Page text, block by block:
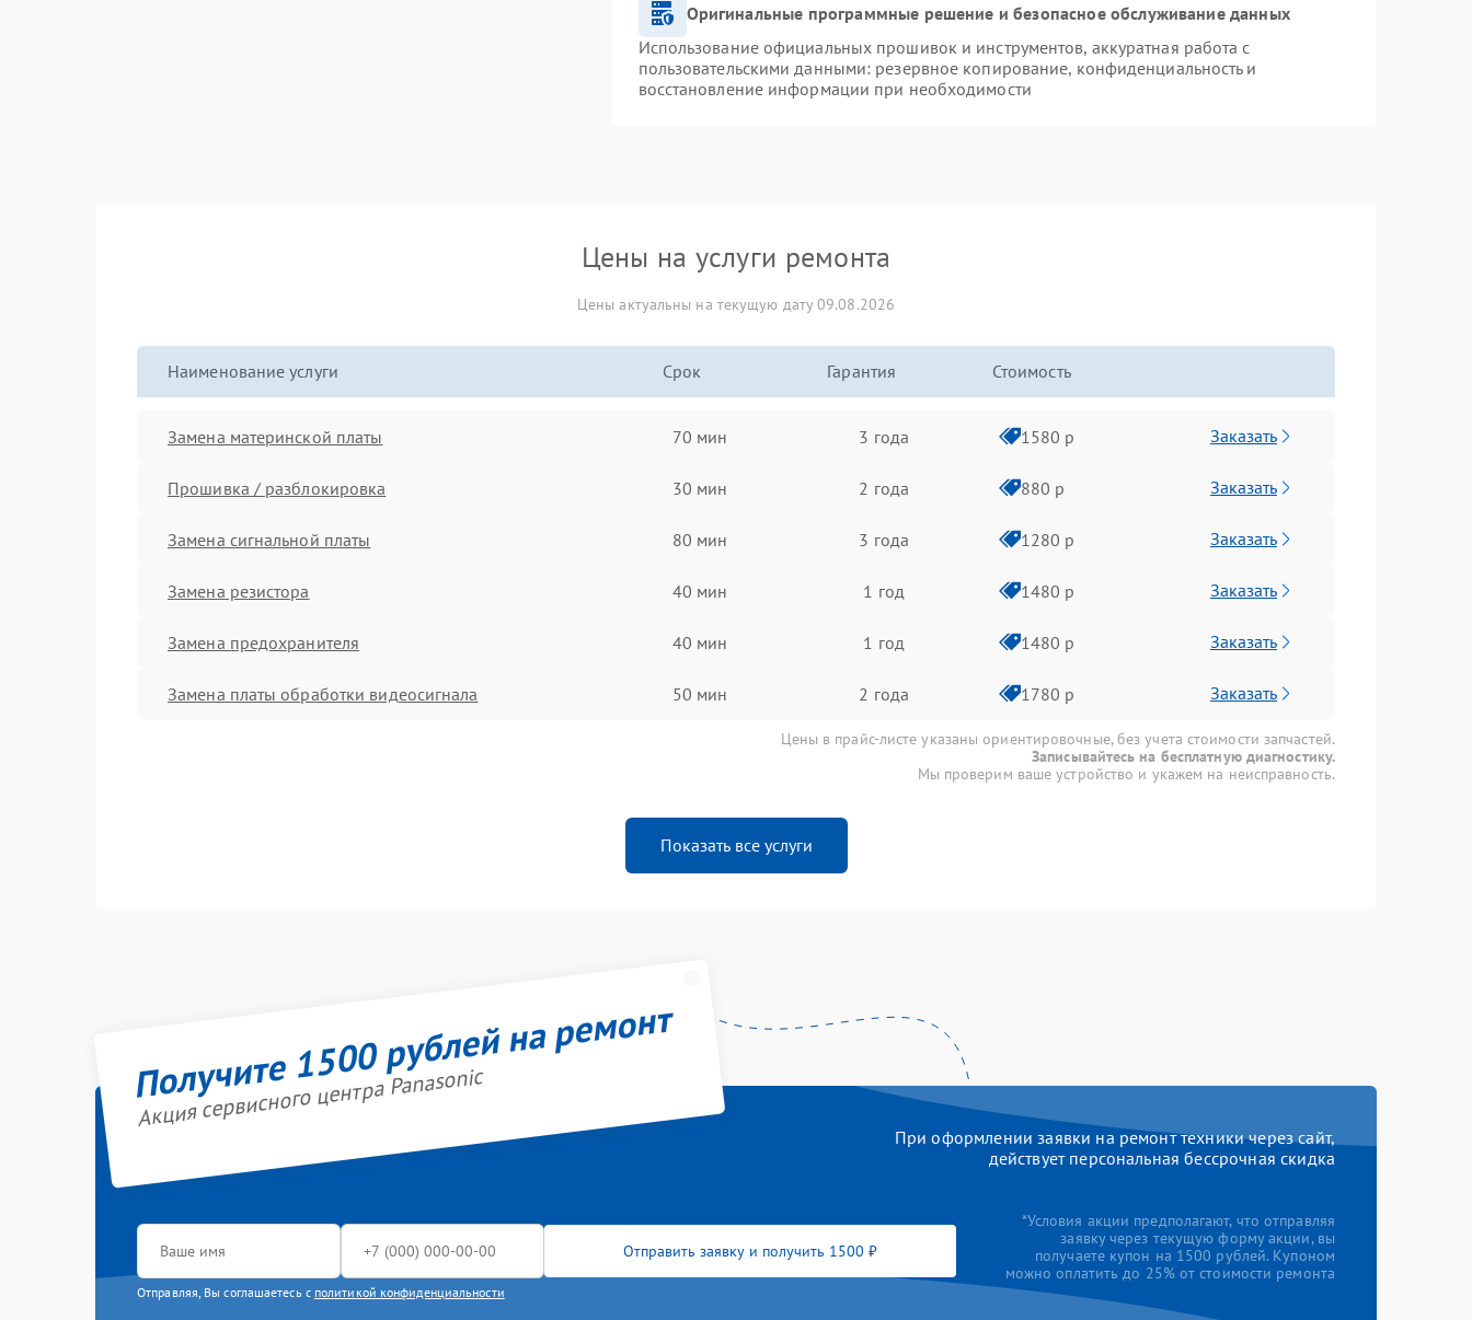
Оригинальные программные решение и безопасное обслуживание данных
Использование официальных прошивок и инструментов, аккуратная работа с
пользовательскими данными: резервное копирование, конфиденциальность и
восстановление информации при необходимости
Цены на услуги ремонта
Цены актуальны на текущую дату 09.08.2026
Наименование услуги Срок Гарантия Стоимость
Замена материнской платы 70 мин 3 года 1580 р Заказать
Прошивка / разблокировка 30 мин 2 года 880 р Заказать
Замена сигнальной платы 80 мин 3 года 1280 р Заказать
Замена резистора 40 мин 1 год 1480 р Заказать
Замена предохранителя 40 мин 1 год 1480 р Заказать
Замена платы обработки видеосигнала 50 мин 2 года 1780 р Заказать
Цены в прайс-листе указаны ориентировочные, без учета стоимости запчастей.
Записывайтесь на бесплатную диагностику.
Мы проверим ваше устройство и укажем на неисправность.
Показать все услуги
Получите 1500 рублей на ремонт
Акция сервисного центра Panasonic
При оформлении заявки на ремонт техники через сайт,
действует персональная бессрочная скидка
Отправить заявку и получить 1500 ₽
Отправляя, Вы соглашаетесь с политикой конфиденциальности
*Условия акции предполагают, что отправляя
заявку через текущую форму акции, вы
получаете купон на 1500 рублей. Купоном
можно оплатить до 25% от стоимости ремонта